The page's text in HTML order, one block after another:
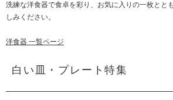
洗練な洋食器で食卓を彩り、お気に入りの一枚とと
しみください。
洋食器 一覧ページ
白い皿・プレート特集